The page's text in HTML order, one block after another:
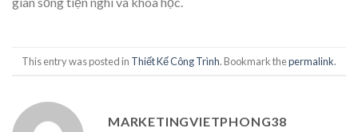
This entry was posted in Thiết Kế Công Trình. Bookmark thepermalink.
MARKETINGVIETPHONG38